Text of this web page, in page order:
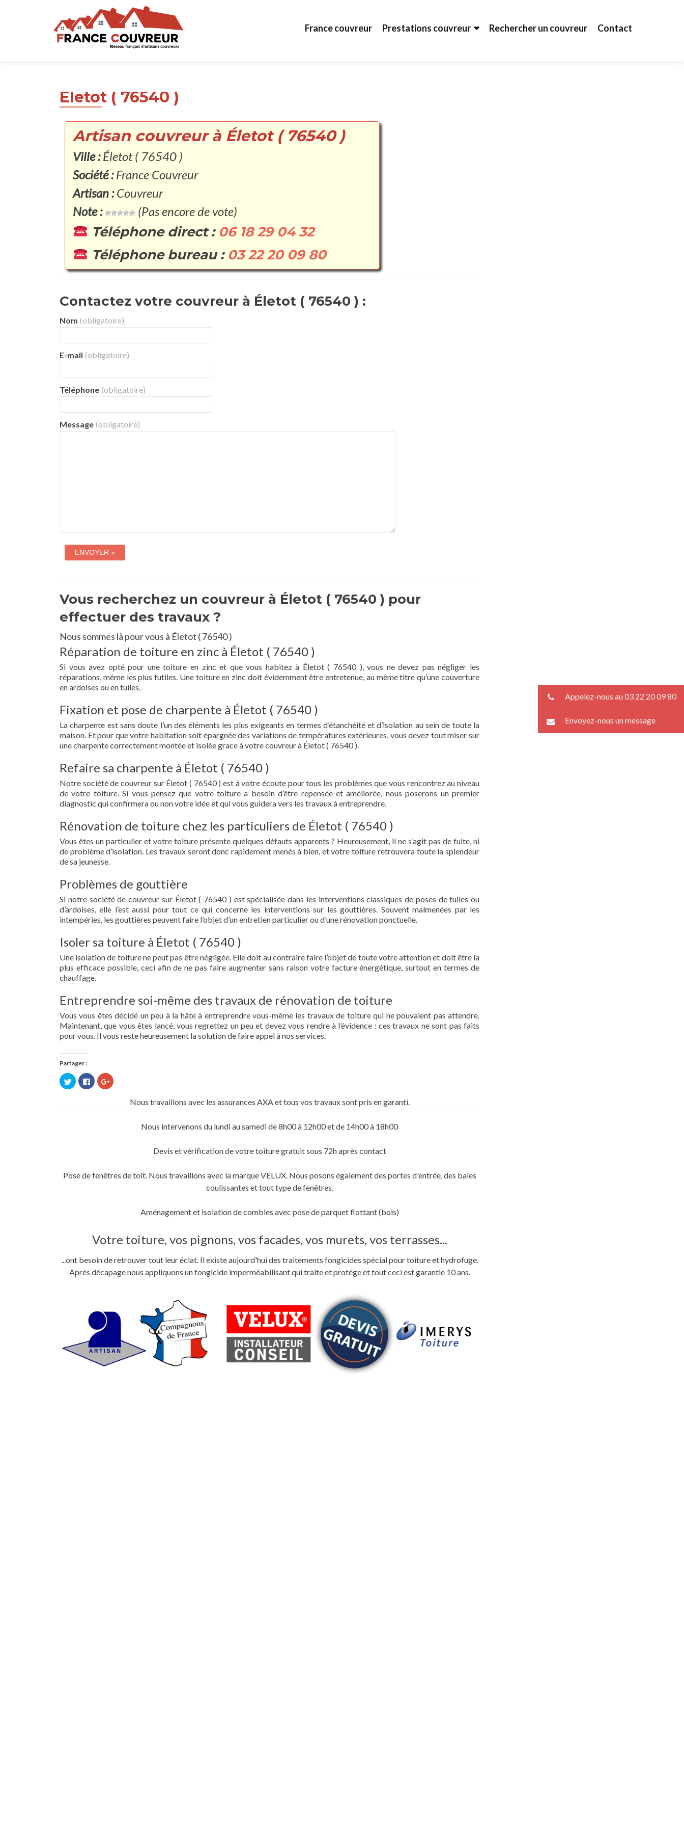
France couvreur Prestations couvreur Rechercher un couvreur Contact
Életot ( 76540 )
Artisan couvreur à Életot ( 76540 )
Ville :Életot ( 76540 )
Société :France Couvreur
Artisan :Couvreur
Note :
(Pas encore de vote)
Téléphone direct : 06 18 29 04 32
Téléphone bureau : 03 22 20 09 80
Contactez votre couvreur à Életot ( 76540 ) :
Nom (obligatoire)
E-mail (obligatoire)
Téléphone (obligatoire)
Message (obligatoire)
Vous recherchez un couvreur à Életot ( 76540 ) pour
effectuer des travaux ?
Nous sommes là pour vous à Életot ( 76540 )
Réparation de toiture en zinc à Életot ( 76540 )
Si vous avez opté pour une toiture en zinc et que vous habitez à Életot ( 76540 ), vous ne devez pas négliger les
réparations, même les plus futiles. Une toiture en zinc doit évidemment être entretenue, au même titre qu’une couverture
en ardoises ou en tuiles.
Fixation et pose de charpente à Életot ( 76540 )
La charpente est sans doute l’un des éléments les plus exigeants en termes d’étanchéité et d’isolation au sein de toute la
maison. Et pour que votre habitation soit épargnée des variations de températures extérieures, vous devez tout miser sur
une charpente correctement montée et isolée grace à votre couvreur à Életot ( 76540 ).
Refaire sa charpente à Életot ( 76540 )
Notre société de couvreur sur Életot ( 76540 ) est à votre écoute pour tous les problèmes que vous rencontrez au niveau
de votre toiture. Si vous pensez que votre toiture a besoin d’être repensée et améliorée, nous poserons un premier
diagnostic qui confirmera ou non votre idée et qui vous guidera vers les travaux à entreprendre.
Rénovation de toiture chez les particuliers de Életot ( 76540 )
Vous êtes un particulier et votre toiture présente quelques défauts apparents ? Heureusement, il ne s’agit pas de fuite, ni
de problème d’isolation. Les travaux seront donc rapidement menés à bien, et votre toiture retrouvera toute la splendeur
de sa jeunesse.
Problèmes de gouttière
Si notre société de couvreur sur Életot ( 76540 ) est spécialisée dans les interventions classiques de poses de tuiles ou
d’ardoises, elle l’est aussi pour tout ce qui concerne les interventions sur les gouttières. Souvent malmenées par les
intempéries, les gouttières peuvent faire l’objet d’un entretien particulier ou d’une rénovation ponctuelle.
Isoler sa toiture à Életot ( 76540 )
Une isolation de toiture ne peut pas être négligée. Elle doit au contraire faire l’objet de toute votre attention et doit être la
plus efficace possible, ceci afin de ne pas faire augmenter sans raison votre facture énergétique, surtout en termes de
chauffage.
Entreprendre soi-même des travaux de rénovation de toiture
Vous vous êtes décidé un peu à la hâte à entreprendre vous-même les travaux de toiture qui ne pouvaient pas attendre.
Maintenant, que vous êtes lancé, vous regrettez un peu et devez vous rendre à l’évidence : ces travaux ne sont pas faits
pour vous. Il vous reste heureusement la solution de faire appel à nos services.
Partager :
Cliquez
pour
partager
Cliquez
pour
partager
Facebook(ouvre
Cliquez
pour
Google+Nous travaillons avec les assurances AXA et tous vos travaux sont pris en garanti.
Nous intervenons du lundi au samedi de 8h00 à 12h00 et de 14h00 à 18h00
Devis et vérification de votre toiture gratuit sous 72h après contact
Pose de fenêtres de toit. Nous travaillons avec la marque VELUX. Nous posons également des portes d'entrée, des baies
coulissantes et tout type de fenêtres.
Aménagement et isolation de combles avec pose de parquet flottant (bois)
Votre toiture, vos pignons, vos facades, vos murets, vos terrasses...
...ont besoin de retrouver tout leur éclat. Il existe aujourd'hui des traitements fongicides spécial pour toiture et hydrofuge.
Après décapage nous appliquons un fongicide imperméabilisant qui traite et protége et tout ceci est garantie 10 ans.
Appelez-nous au 03 22 20 09 80
Envoyez-nous un message